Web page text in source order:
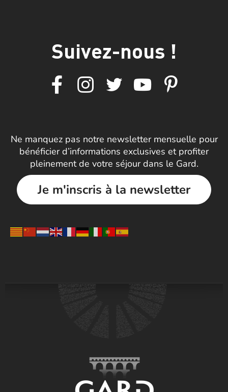
Suivez-nous !
Ne manquez pas notre newsletter mensuelle pour
bénéficier d’informations exclusives et profiter
pleinement de votre séjour dans le Gard.
Je m'inscris à la newsletter